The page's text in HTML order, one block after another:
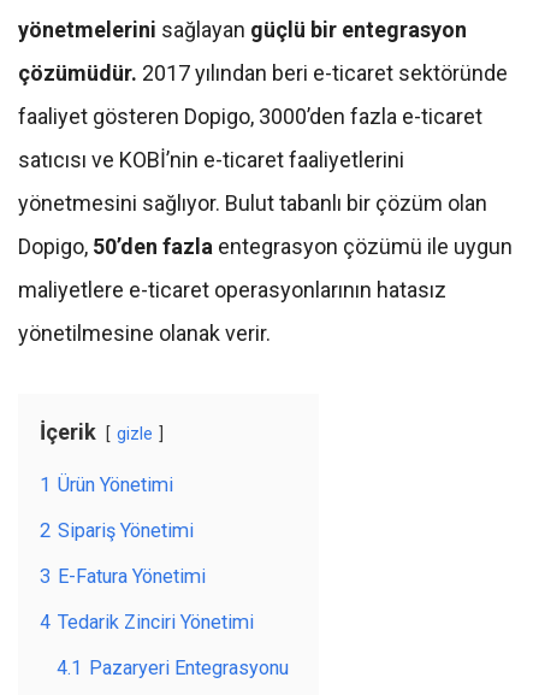
yönetmelerini sağlayan güçlü bir entegrasyon
çözümüdür. 2017 yılından beri e-ticaret sektöründe
faaliyet gösteren Dopigo, 3000’den fazla e-ticaret
satıcısı ve KOBİ’nin e-ticaret faaliyetlerini
yönetmesini sağlıyor. Bulut tabanlı bir çözüm olan
Dopigo, 50’den fazla entegrasyon çözümü ile uygun
maliyetlere e-ticaret operasyonlarının hatasız
yönetilmesine olanak verir.
İçerik gizle
1 Ürün Yönetimi
2 Sipariş Yönetimi
3 E-Fatura Yönetimi
4 Tedarik Zinciri Yönetimi
4.1 Pazaryeri Entegrasyonu